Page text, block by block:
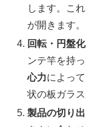
します。こ
が開きます。
回転・円盤
ンテ竿を持
心力によっ
状の板ガラ
製品の切り